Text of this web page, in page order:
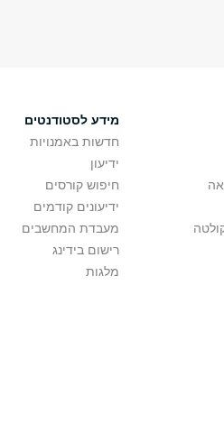
מידע לסטודנטים
חדשות באמנויות
ידיעון
חיפוש קורסים
ידיעונים קודמים
מעבדת המחשבים
רישום בידינג
מלגות